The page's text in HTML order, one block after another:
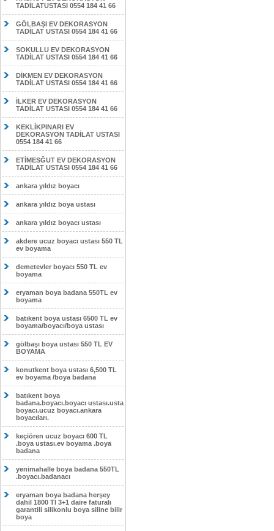
TADİLATUSTASI 0554 184 41 66
GÖLBAŞI EV DEKORASYON
TADİLAT USTASI 0554 184 41 66
SOKULLU EV DEKORASYON
TADİLAT USTASI 0554 184 41 66
DİKMEN EV DEKORASYON
TADİLAT USTASI 0554 184 41 66
İLKER EV DEKORASYON
TADİLAT USTASI 0554 184 41 66
KEKLİKPINARI EV
DEKORASYON TADİLAT USTASI
0554 184 41 66
ETİMESĞUT EV DEKORASYON
TADİLAT USTASI 0554 184 41 66
ankara yıldız boyacı
ankara yıldız boya ustası
ankara yıldız boyacı ustası
akdere ucuz boyacı ustası 550 TL
ev boyama
demetevler boyacı 550 TL ev
boyama
eryaman boya badana 550TL ev
boyama
batıkent boya ustası 6500 TL ev
boyama/boyacı/boya ustası
gölbaşı boya ustası 550 TL EV
BOYAMA
konutkent boya ustası 6,500 TL
ev boyama /boya badana
batıkent boya
badana.boyacı.boyacı ustası.usta
boyacı.ucuz boyacı.ankara
boyacıları.
keçiören ucuz boyacı 600 TL
.boya ustası.ev boyama .boya
badana
yenimahalle boya badana 550TL
.boyacı.badanacı
eryaman boya badana herşey
dahil 1800 Tl 3+1 daire faturalı
garantili silikonlu boya siline bilir
boya